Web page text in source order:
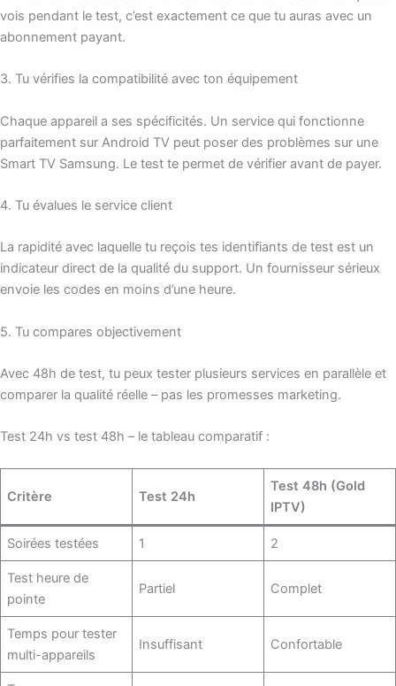
vois pendant le test, c’est exactement ce que tu auras avec un
abonnement payant.
3. Tu vérifies la compatibilité avec ton équipement
Chaque appareil a ses spécificités. Un service qui fonctionne
parfaitement sur Android TV peut poser des problèmes sur une
Smart TV Samsung. Le test te permet de vérifier avant de payer.
4. Tu évalues le service client
La rapidité avec laquelle tu reçois tes identifiants de test est un
indicateur direct de la qualité du support. Un fournisseur sérieux
envoie les codes en moins d’une heure.
5. Tu compares objectivement
Avec 48h de test, tu peux tester plusieurs services en parallèle et
comparer la qualité réelle – pas les promesses marketing.
Test 24h vs test 48h – le tableau comparatif :
Critère Test 24h
Test 48h (Gold
IPTV)
Soirées testées 1 2
Test heure de
pointe
Partiel Complet
Temps pour tester
multi-appareils
Insuffisant Confortable